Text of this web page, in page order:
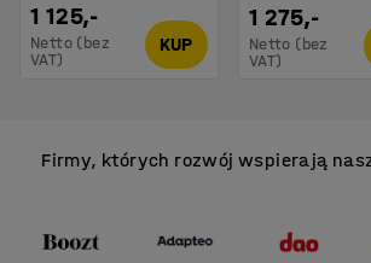
1 125,-
Netto (bez
VAT)
KUP
1 275,-
Netto (bez
VAT)
Firmy, których rozwój wspierają